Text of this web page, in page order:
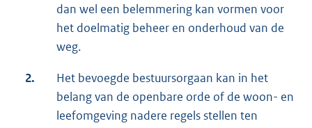
dan wel een belemmering kan vormen voor
het doelmatig beheer en onderhoud van de
weg.
2.
Het bevoegde bestuursorgaan kan in het
belang van de openbare orde of de woon- en
leefomgeving nadere regels stellen ten